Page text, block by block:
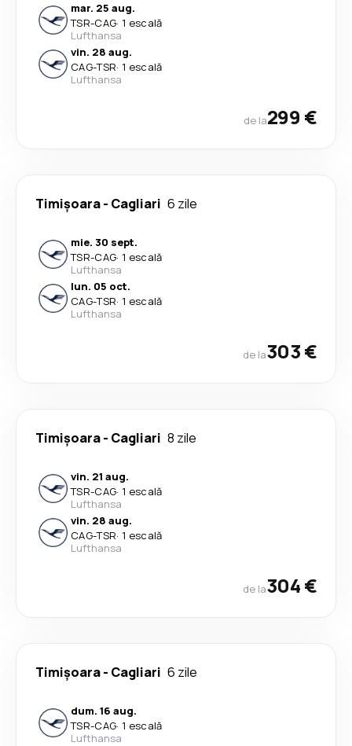
mar. 25 aug.
TSR-CAG· 1 escală
Lufthansa
vin. 28 aug.
CAG-TSR· 1 escală
Lufthansa
de la299 €
Timișoara- Cagliari 6 zile
mie. 30 sept.
TSR-CAG· 1 escală
Lufthansa
lun. 05 oct.
CAG-TSR· 1 escală
Lufthansa
de la303 €
Timișoara- Cagliari 8 zile
vin. 21 aug.
TSR-CAG· 1 escală
Lufthansa
vin. 28 aug.
CAG-TSR· 1 escală
Lufthansa
de la304 €
Timișoara- Cagliari 6 zile
dum. 16 aug.
TSR-CAG· 1 escală
Lufthansa